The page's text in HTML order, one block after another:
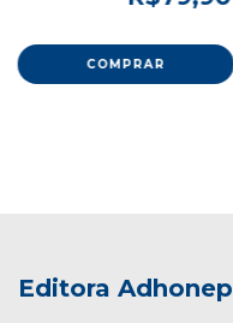
Editora Adhonep